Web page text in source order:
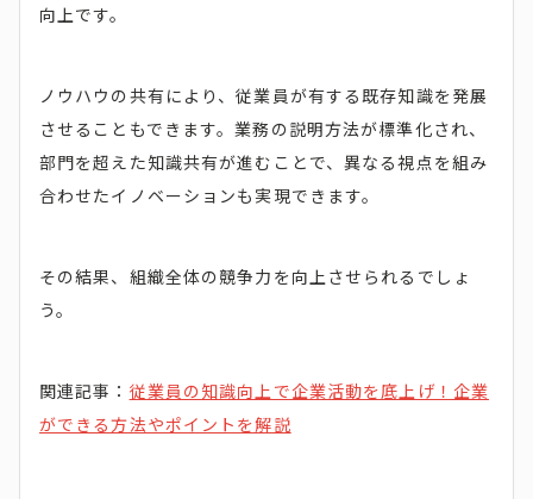
向上です。
ノウハウの共有により、従業員が有する既存知識を発展
させることもできます。業務の説明方法が標準化され、
部門を超えた知識共有が進むことで、異なる視点を組み
合わせたイノベーションも実現できます。
その結果、組織全体の競争力を向上させられるでしょ
う。
関連記事： 従業員の知識向上で企業活動を底上げ！企業
ができる方法やポイントを解説